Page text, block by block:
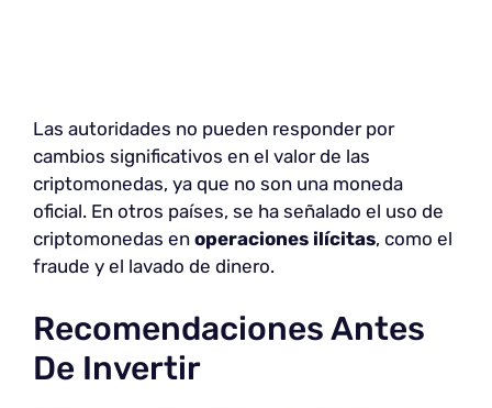
Las autoridades no pueden responder por
cambios significativos en el valor de las
criptomonedas, ya que no son una moneda
oficial. En otros países, se ha señalado el uso de
criptomonedas en operaciones ilícitas, como el
fraude y el lavado de dinero.
Recomendaciones Antes
De Invertir